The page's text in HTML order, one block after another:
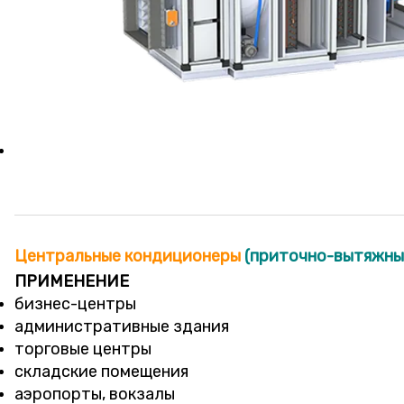
Центральные кондиционеры (приточно-
ПРИМЕНЕНИЕ
бизнес-центры
административные здания
торговые центры
складские помещения
аэропорты, вокзалы